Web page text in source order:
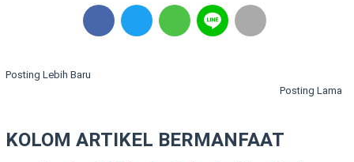
Posting Lebih Baru
Posting Lama
KOLOM ARTIKEL BERMANFAAT